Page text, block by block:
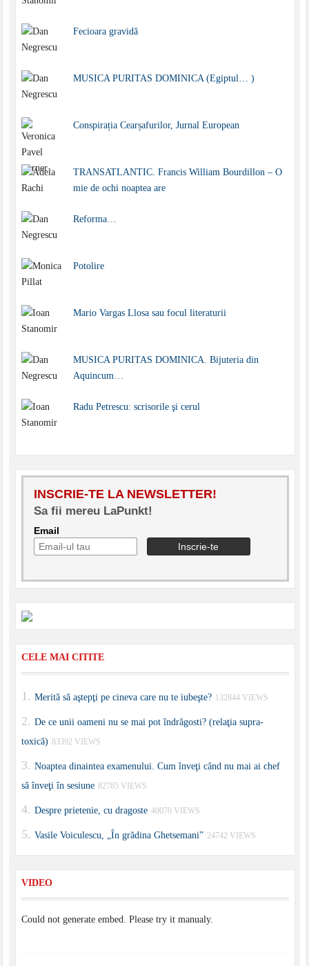
Fecioara gravidă
MUSICA PURITAS DOMINICA (Egiptul… )
Conspirația Cearșafurilor, Jurnal European
TRANSATLANTIC. Francis William Bourdillon – O
mie de ochi noaptea are
Reforma…
Potolire
Mario Vargas Llosa sau focul literaturii
MUSICA PURITAS DOMINICA. Bijuteria din
Aquincum…
Radu Petrescu: scrisorile şi cerul
INSCRIE-TE LA NEWSLETTER!
Sa fii mereu LaPunkt!
Email
CELE MAI CITITE
Merită să aştepţi pe cineva care nu te iubeşte? 132844 VIEWS
De ce unii oameni nu se mai pot îndrăgosti? (relaţia supra-
toxică) 83392 VIEWS
Noaptea dinaintea examenului. Cum înveţi când nu mai ai chef
să înveţi în sesiune 82785 VIEWS
Despre prietenie, cu dragoste 40070 VIEWS
Vasile Voiculescu, „În grădina Ghetsemani” 24742 VIEWS
VIDEO
Could not generate embed. Please try it manualy.